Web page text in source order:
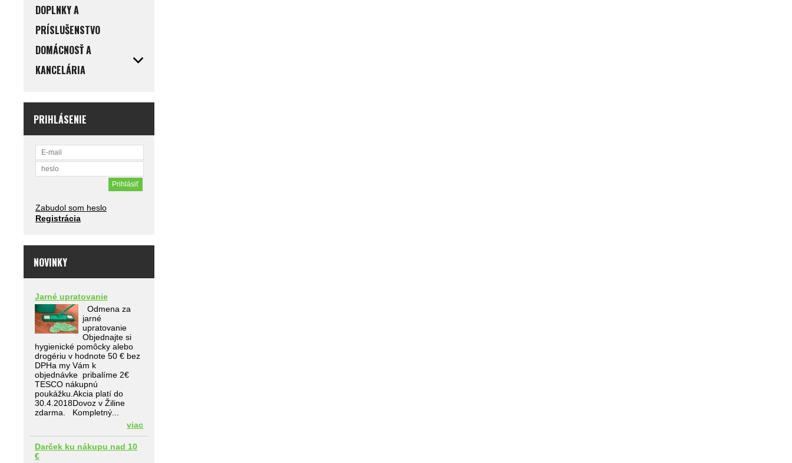
DOPLNKY A
PRÍSLUŠENSTVO
DOMÁCNOSŤ A
KANCELÁRIA
PRIHLÁSENIE
Zabudol som heslo
Registrácia
NOVINKY
Jarné upratovanie
Odmena za
jarné
upratovanie
Objednajte si
hygienické pomôcky alebo
drogériu v hodnote 50 € bez
DPHa my Vám k
objednávke pribalíme 2€
TESCO nákupnú
poukážku.Akcia platí do
30.4.2018Dovoz v Žiline
zdarma. Kompletný...
viac
Darček ku nákupu nad 10
€